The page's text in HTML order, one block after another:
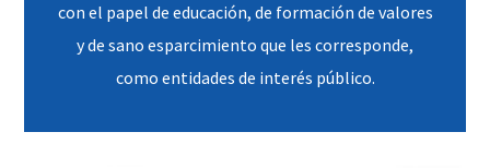
con el papel de educación, de formación de valores
y de sano esparcimiento que les corresponde,
como entidades de interés público.